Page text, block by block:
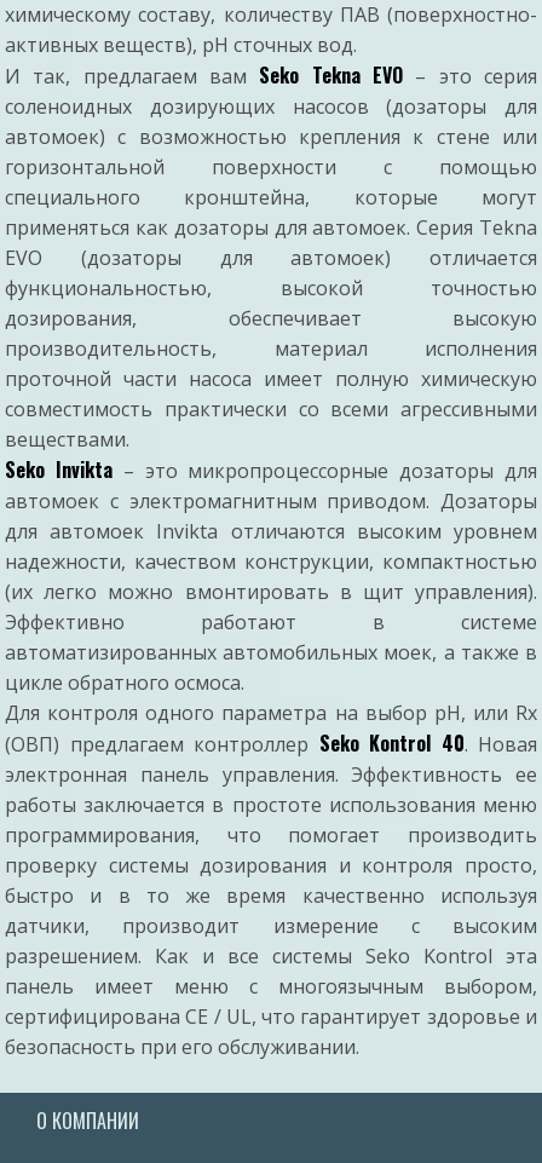
химическому составу, количеству ПАВ (поверхностно-
активных веществ), pH сточных вод.
И так, предлагаем вам Seko Tekna EVO – это серия
соленоидных дозирующих насосов (дозаторы для
автомоек) с возможностью крепления к стене или
горизонтальной поверхности с помощью
специального кронштейна, которые могут
применяться как дозаторы для автомоек. Серия Tekna
EVO (дозаторы для автомоек) отличается
функциональностью, высокой точностью
дозирования, обеспечивает высокую
производительность, материал исполнения
проточной части насоса имеет полную химическую
совместимость практически со всеми агрессивными
веществами.
Seko Invikta– это микропроцессорные дозаторы для
автомоек с электромагнитным приводом. Дозаторы
для автомоек Invikta отличаются высоким уровнем
надежности, качеством конструкции, компактностью
(их легко можно вмонтировать в щит управления).
Эффективно работают в системе
автоматизированных автомобильных моек, а также в
цикле обратного осмоса.
Для контроля одного параметра на выбор pH, или Rx
(ОВП) предлагаем контроллер Seko Kontrol 40. Новая
электронная панель управления. Эффективность ее
работы заключается в простоте использования меню
программирования, что помогает производить
проверку системы дозирования и контроля просто,
быстро и в то же время качественно используя
датчики, производит измерение с высоким
разрешением. Как и все системы Seko Kontrol эта
панель имеет меню с многоязычным выбором,
сертифицирована CE / UL, что гарантирует здоровье и
безопасность при его обслуживании.
О КОМПАНИИ